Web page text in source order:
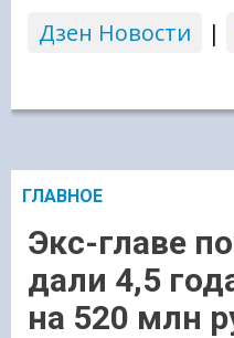
Дзен Новости
|
ГЛАВНОЕ
Экс-главе
дали 4,5
на 520 млн